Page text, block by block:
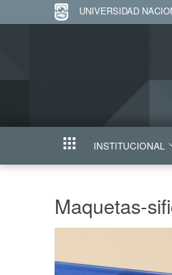
UNIVERSIDAD
INICIO INSTITUCIONAL
Maquetas-